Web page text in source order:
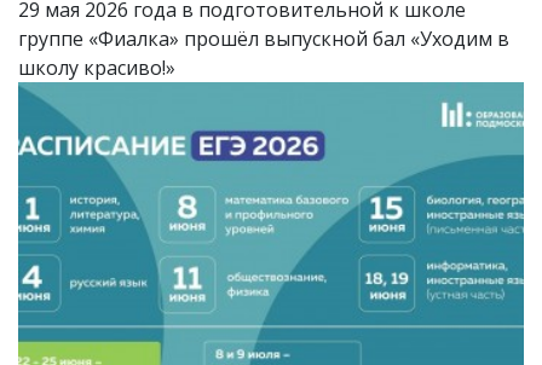
29 мая 2026 года в подготовительной к школе
группе «Фиалка» прошёл выпускной бал «Уходим в
школу красиво!»